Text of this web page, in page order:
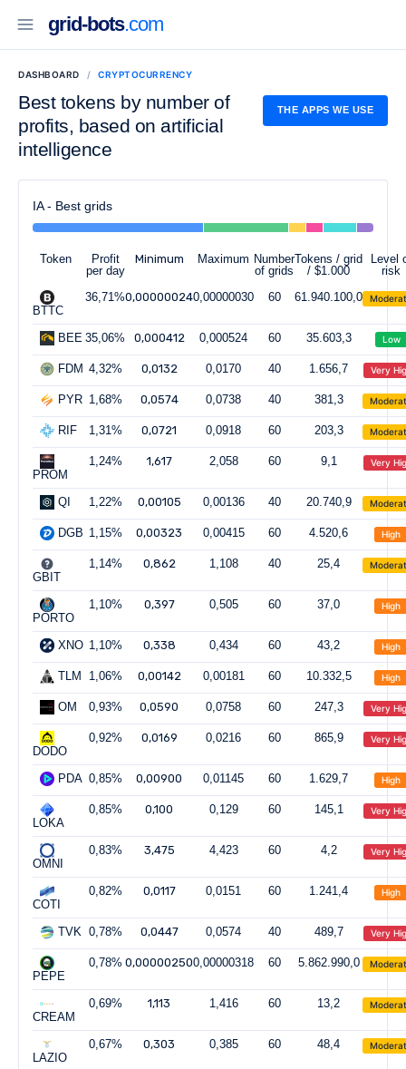
grid-bots.com
THE APPS WE USE
DASHBOARD CRYPTOCURRENCY
Best tokens by number of
profits, based on artificial
intelligence
IA - Best grids
Token
Profit
per day
Minimum Maximum Number
of grids
Tokens / grid
/ $1.000
Level
risk
BTTC
36,71%0,000000240,00000030 60 61.940.100,0
BEE 35,06% 0,000412 0,000524 60 35.603,3 Low
FDM 4,32% 0,0132 0,0170 40 1.656,7 Very
PYR 1,68% 0,0574 0,0738 40 381,3
RIF 1,31% 0,0721 0,0918 60 203,3
PROM
1,24% 1,617 2,058 60 9,1 Very
QI 1,22% 0,00105 0,00136 40 20.740,9
DGB 1,15% 0,00323 0,00415 60 4.520,6 High
GBIT
1,14% 0,862 1,108 40 25,4
PORTO
1,10% 0,397 0,505 60 37,0 High
XNO 1,10% 0,338 0,434 60 43,2 High
TLM 1,06% 0,00142 0,00181 60 10.332,5 High
OM 0,93% 0,0590 0,0758 60 247,3 Very
DODO
0,92% 0,0169 0,0216 60 865,9 Very
PDA 0,85% 0,00900 0,01145 60 1.629,7 High
LOKA
0,85% 0,100 0,129 60 145,1 Very
OMNI
0,83% 3,475 4,423 60 4,2 Very
COTI
0,82% 0,0117 0,0151 60 1.241,4 High
TVK 0,78% 0,0447 0,0574 40 489,7 Very
PEPE
0,78% 0,000002500,00000318 60 5.862.990,0
CREAM
0,69% 1,113 1,416 60 13,2
LAZIO
0,67% 0,303 0,385 60 48,4